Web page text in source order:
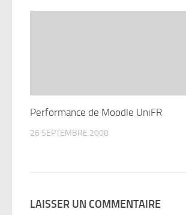
Performance de Moodle UniFR
26 SEPTEMBRE 2008
LAISSER UN COMMENTAIRE